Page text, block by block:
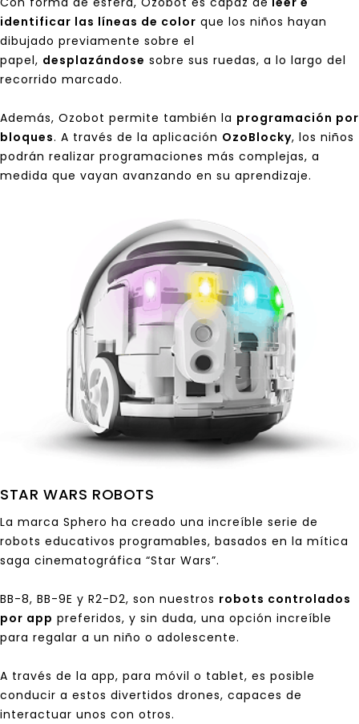
identificar las líneas de color que los niños hayan
dibujado previamente sobre el
papel, desplazándose sobre sus ruedas, a lo largo del
recorrido marcado.
Además, Ozobot permite también la programación por
bloques. A través de la aplicación OzoBlocky, los niños
podrán realizar programaciones más complejas, a
medida que vayan avanzando en su aprendizaje.
STAR WARS ROBOTS
La marca Sphero ha creado una increíble serie de
robots educativos programables, basados en la mítica
saga cinematográfica “Star Wars”.
BB-8, BB-9E y R2-D2, son nuestros robots controlados
por app preferidos, y sin duda, una opción increíble
para regalar a un niño o adolescente.
A través de la app, para móvil o tablet, es posible
conducir a estos divertidos drones, capaces de
interactuar unos con otros.